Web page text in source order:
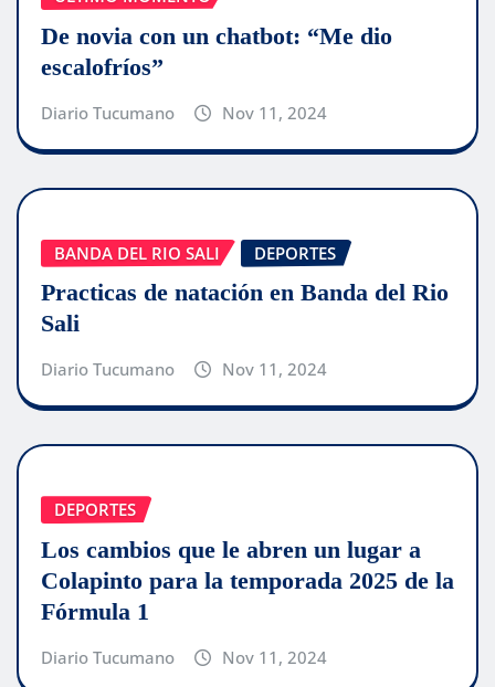
De novia con un chatbot: “Me dio
escalofríos”
Diario Tucumano Nov 11, 2024
BANDA DEL RIO SALI DEPORTES
Practicas de natación en Banda del Rio
Sali
Diario Tucumano Nov 11, 2024
DEPORTES
Los cambios que le abren un lugar a
Colapinto para la temporada 2025 de la
Fórmula 1
Diario Tucumano Nov 11, 2024